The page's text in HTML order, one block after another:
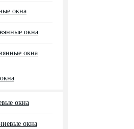
окна
окна
окна
окна
окна